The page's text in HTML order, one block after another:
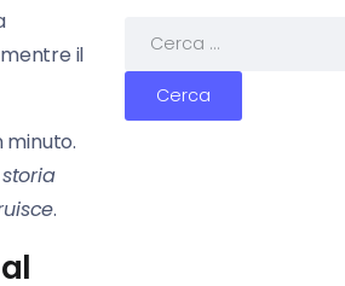
il
minuto.
.